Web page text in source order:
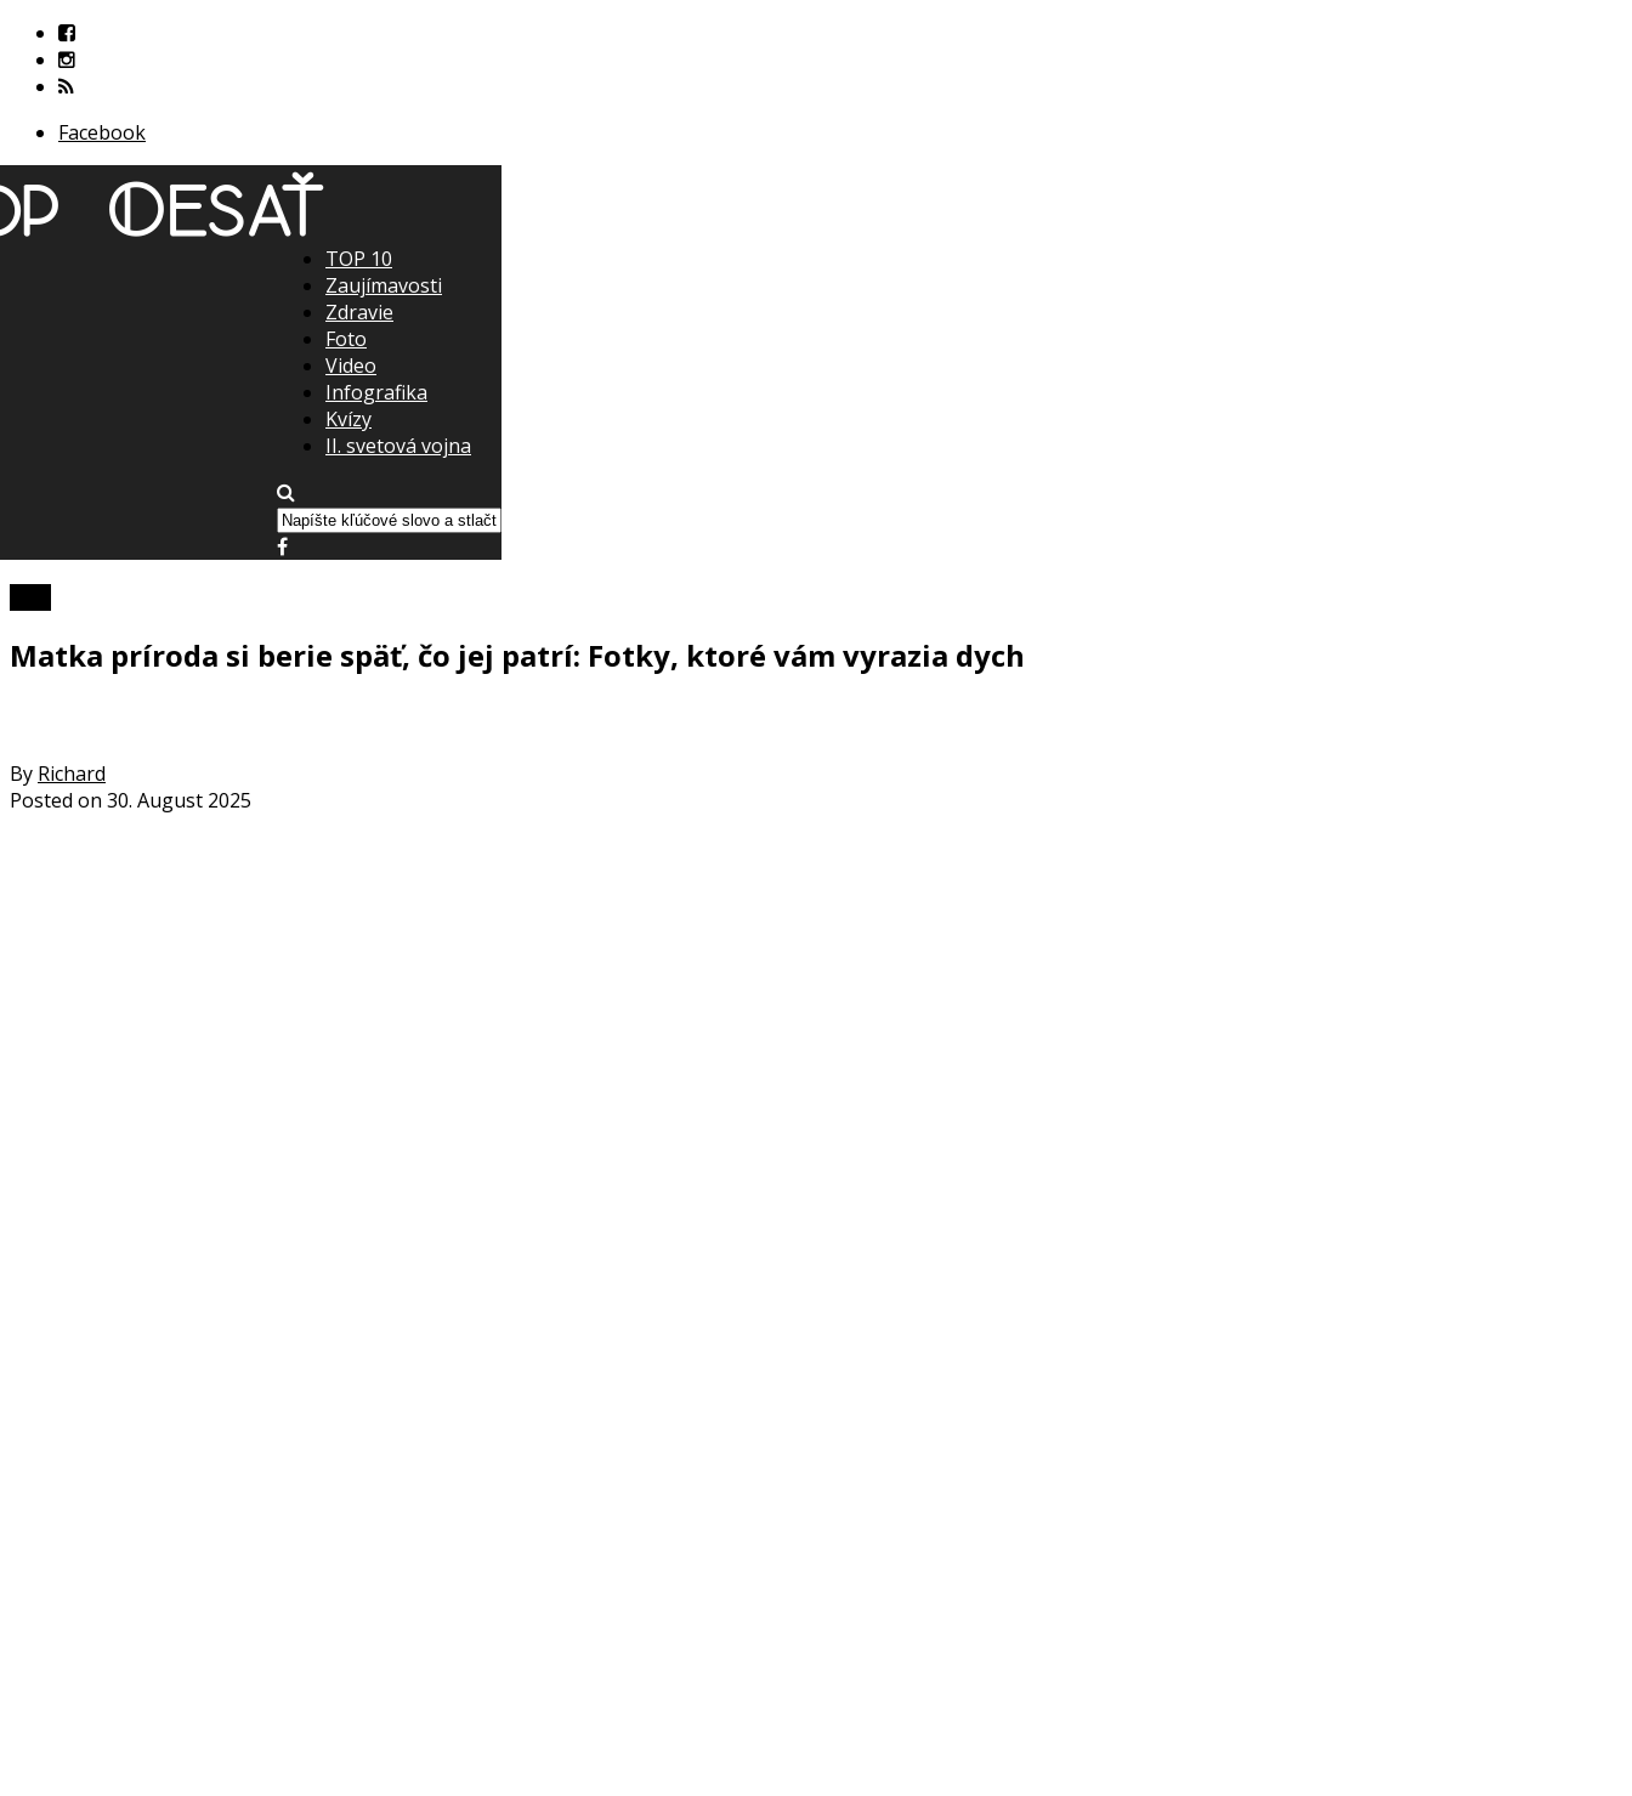
Facebook
TOP 10
Zaujímavosti
Zdravie
Foto
Video
Infografika
Kvízy
II. svetová vojna
Matka príroda si berie späť, čo jej patrí: Fotky, ktoré vám vyrazia dych
By Richard
Posted on 30. August 2025